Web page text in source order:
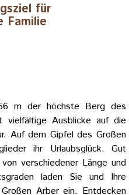
für
Familie
m der höchste Berg des
vielfältige Ausblicke auf die
Auf dem Gipfel des Großen
ihr Urlaubsglück. Gut
verschiedener Länge und
laden Sie und Ihre
Arber ein. Entdecken